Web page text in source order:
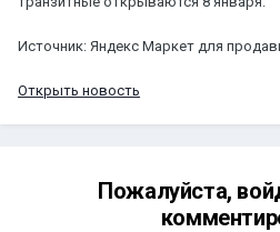
Источник: Яндекс Маркет для
Открыть новость
Пожалуйста,